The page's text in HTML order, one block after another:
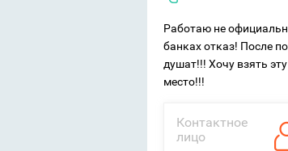
Работаю не
банках отказ! После
душат!!! Хочу взять
место!!!
Контактное
лицо